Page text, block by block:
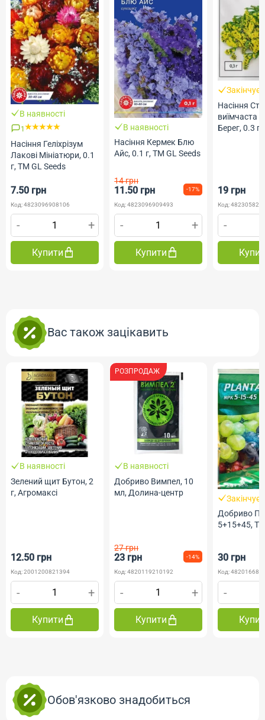
В наявності
1
Насіння Геліхрізум
Лакові Мініатюри, 0.1
г, ТМ GL Seeds
7.50 грн
Код: 4823096908106
- +
Купити
В наявності
Насіння Кермек Блю
Айс, 0.1 г, ТМ GL Seeds
14 грн
11.50 грн -17%
Код: 4823096909493
- +
Купити
Насіння
виїмчаста
Берег, 0.3 г,
19 грн
Код:
-
Вас також зацікавить
В наявності
Зелений щит Бутон, 2
г, Агромаксі
12.50 грн
Код: 2001200821394
- +
Купити
РОЗПРОДАЖ
В наявності
Добриво Вимпел, 10
мл, Долина-центр
27 грн
23 грн -14%
Код: 4820119210192
- +
Купити
Добриво
5+15+45,
30 грн
Код:
-
Обов'язково знадобиться